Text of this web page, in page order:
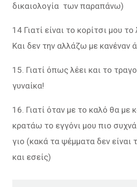
δικαιολογία των παραπάνω)
14 Γιατί είναι το κορίτσι μου
Και δεν την αλλάζω με κανέναν
15. Γιατί όπως λέει και το
γυναίκα!
16. Γιατί όταν με το καλό θα με
κρατάω το εγγόνι μου πιο
γιο (κακά τα ψέμματα δεν είναι
και εσείς)